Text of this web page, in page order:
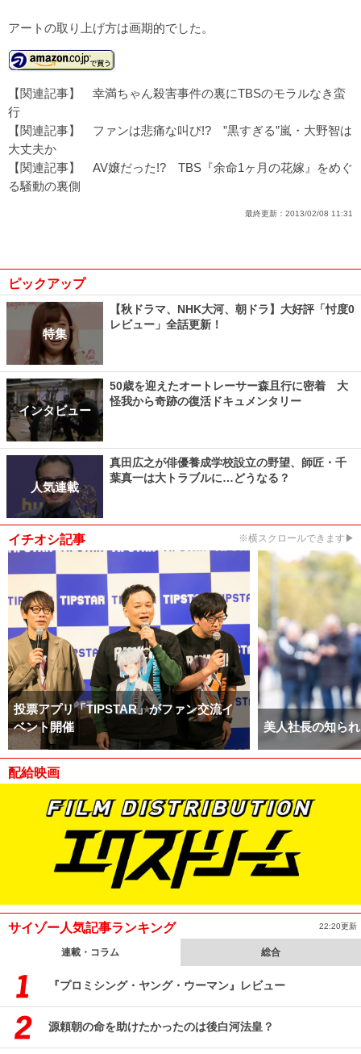
アートの取り上げ方は画期的でした。
【関連記事】 幸満ちゃん殺害事件の裏にTBSのモラルなき蛮
行
【関連記事】 ファンは悲痛な叫び!? ”黒すぎる”嵐・大野智は
大丈夫か
【関連記事】 AV嬢だった!? TBS『余命1ヶ月の花嫁』をめぐ
る騒動の裏側
最終更新： 2013/02/08 11:31
ピックアップ
特集
【秋ドラマ、NHK大河、朝ドラ】大好評「忖度0
レビュー」全話更新！
インタビュー
50歳を迎えたオートレーサー森且行に密着 大
怪我から奇跡の復活ドキュメンタリー
人気連載
真田広之が俳優養成学校設立の野望、師匠・千
葉真一は大トラブルに…どうなる？
イチオシ記事 ※横スクロールできます▶
投票アプリ「TIPSTAR」がファン交流イ
ベント開催
美人社長の知ら
配給映画
サイゾー人気記事ランキング 22:20更新
連載・コラム 総合
『プロミシング・ヤング・ウーマン』レビュー
源頼朝の命を助けたかったのは後白河法皇？